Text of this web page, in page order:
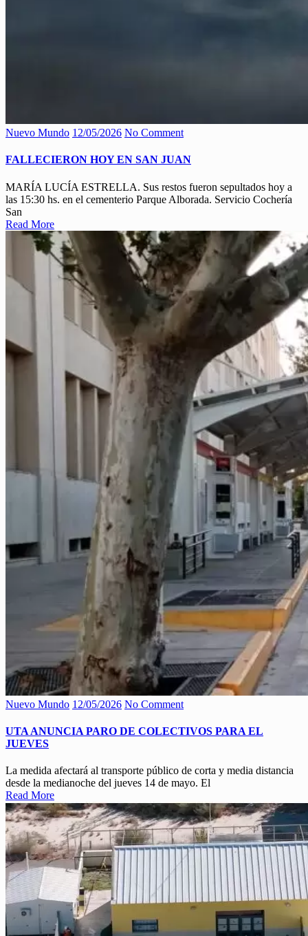
Nuevo Mundo 12/05/2026 No Comment
FALLECIERON HOY EN SAN JUAN
MARÍA LUCÍA ESTRELLA. Sus restos fueron sepultados hoy a
las 15:30 hs. en el cementerio Parque Alborada. Servicio Cochería
San
Read More
Nuevo Mundo 12/05/2026 No Comment
UTA ANUNCIA PARO DE COLECTIVOS PARA EL
JUEVES
La medida afectará al transporte público de corta y media distancia
desde la medianoche del jueves 14 de mayo. El
Read More